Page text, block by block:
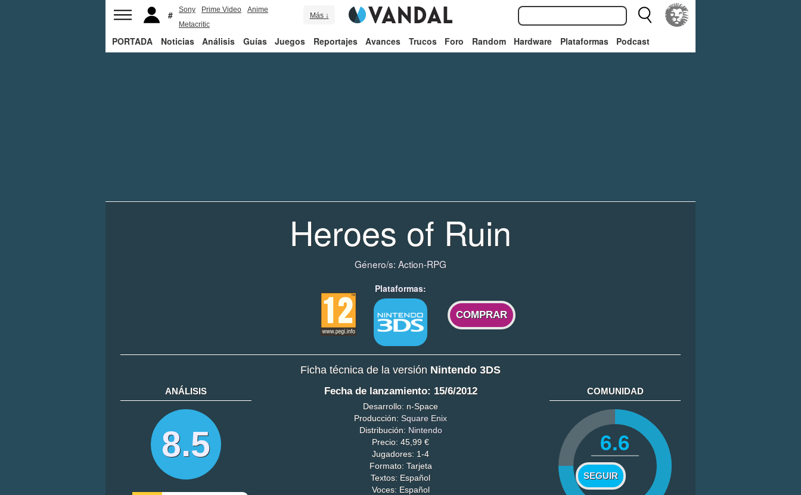
Sony Prime Video
Anime
Metacritic
Más ↓
PORTADA Noticias Análisis Guías Juegos Reportajes Avances Trucos Foro Random Hardware Plataformas Podcast
Heroes of Ruin
Género/s: Action-RPG
Plataformas:
COMPRAR
Ficha técnica de la versión Nintendo 3DS
ANÁLISIS
8.5
Fecha de lanzamiento: 15/6/2012
Desarrollo: n-Space
Producción: Square Enix
Distribución: Nintendo
Precio: 45,99 €
Jugadores: 1-4
Formato: Tarjeta
Textos: Español
Voces: Español
COMUNIDAD
6.6
SEGUIR